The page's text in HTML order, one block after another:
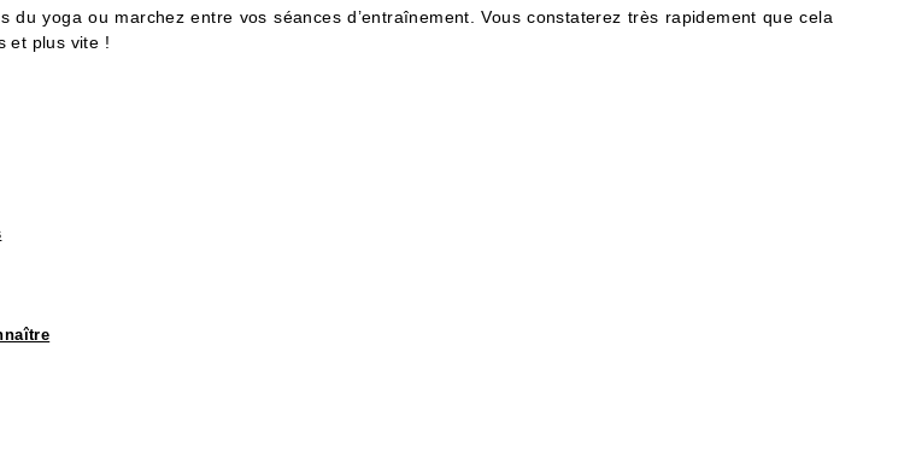
yoga ou marchez entre vos séances d’entraînement. Vous constaterez très rapidement que cela
et plus vite !